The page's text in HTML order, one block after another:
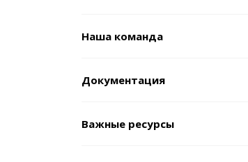
Наша команда
Документация
Важные ресурсы